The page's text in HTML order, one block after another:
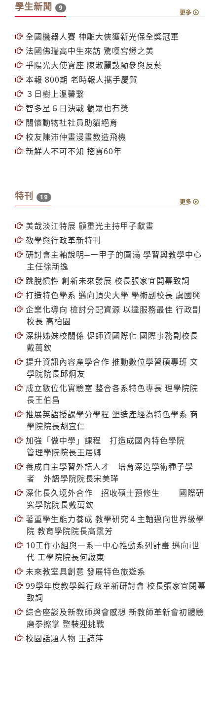
學生新聞 9
更多
全國機器人賽 神雕大俠獲新光保全獎冠軍
法國佛瑞高中生來訪 驚嘆宮燈之美
爭陽光大使寶座 陳淑麗鼓勵參與反菸
本報 800期 老時報人攜手慶賀
３日樹上溫馨繫
智多星６日決戰 觀眾也有獎
關懷動物社社員助貓絕育
校友陳沛仲畫漫畫教造飛機
新鮮人不可不知 挖寶60年
特刊 19
更多
美哉淡江特展 顧重光主持甲子獻畫
教學與行政革新特刊
研討會主軸說明─一甲子的圓滿 學習與教學中心
主任徐新逸
跳脫慣性 創新未來發展 校長張家宜開幕致詞
打造特色學系 邁向頂尖大學 學術副校長 虞國興
企業化導向 檢討分配資源 以達服務最佳 行政副
校長 高柏園
深耕姊妹校關係 促師資國際化 國際事務副校長
戴萬欽
提升資訊內容產學合作 推動數位學習碩專班 文
學院院長邱炯友
成立數位化實驗室 整合各系特色專長 理學院院
長王伯昌
推展英語授課學分學程 塑造產經為特色學系 商
學院院長胡宜仁
加強「做中學」課程 打造成國內特色學院
管理學院院長王居卿
養成自主學習外語人才 培育深造學術種子學
者 外語學院院長宋美璍
深化長久境外合作 招收碩士預修生 國際研
究學院院長戴萬欽
著重學生能力養成 教學研究４主軸邁向世界級學
院 教育學院院長高熏芳
10工作小組與一系一中心推動系列計畫 邁向i世
代 工學院院長何啟東
未來教室具創意 發展特色旅遊系
99學年度教學與行政革新研討會 校長張家宜閉幕
致詞
綜合座談及新教師與會感想 新教師革新會初體驗
磨拳擦掌 整裝迎挑戰
校園話題人物 王詩萍